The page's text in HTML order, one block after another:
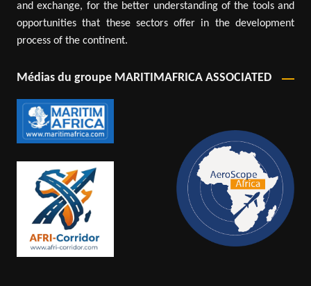
and exchange, for the better understanding of the tools and
opportunities that these sectors offer in the development
process of the continent.
Médias du groupe MARITIMAFRICA ASSOCIATED